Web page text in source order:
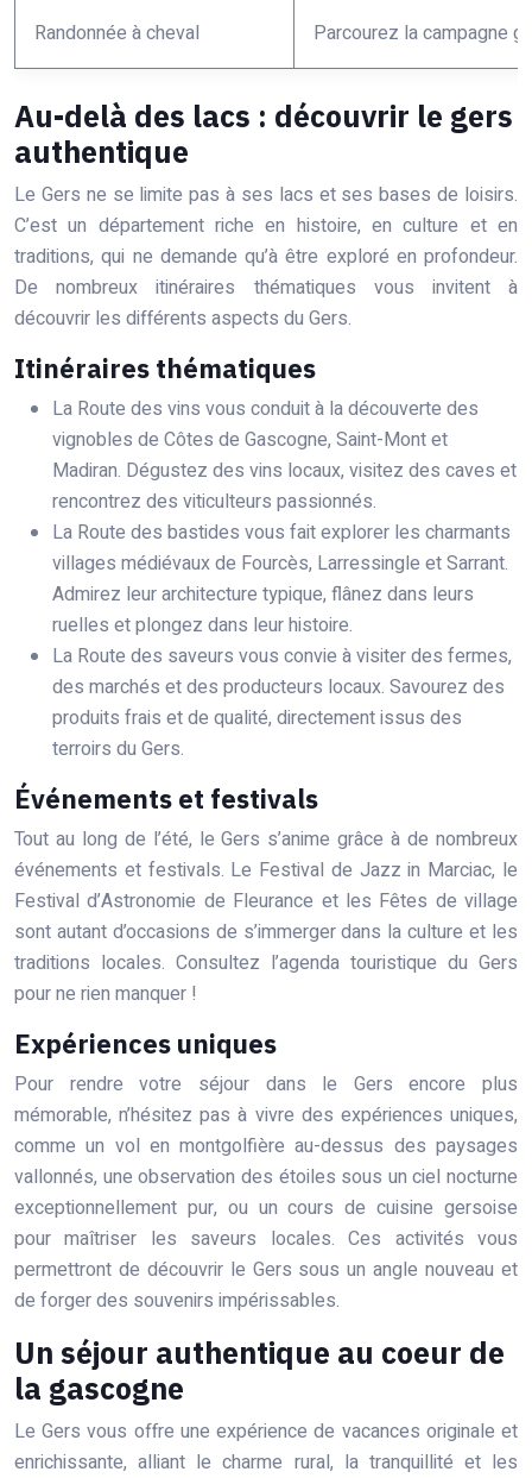
Randonnée à cheval Parcourez la campagne
Au-delà des lacs : découvrir le gers
authentique
Le Gers ne se limite pas à ses lacs et ses bases de loisirs.
C’est un département riche en histoire, en culture et en
traditions, qui ne demande qu’à être exploré en profondeur.
De nombreux itinéraires thématiques vous invitent à
découvrir les différents aspects du Gers.
Itinéraires thématiques
La Route des vins vous conduit à la découverte des
vignobles de Côtes de Gascogne, Saint-Mont et
Madiran. Dégustez des vins locaux, visitez des caves et
rencontrez des viticulteurs passionnés.
La Route des bastides vous fait explorer les charmants
villages médiévaux de Fourcès, Larressingle et Sarrant.
Admirez leur architecture typique, flânez dans leurs
ruelles et plongez dans leur histoire.
La Route des saveurs vous convie à visiter des fermes,
des marchés et des producteurs locaux. Savourez des
produits frais et de qualité, directement issus des
terroirs du Gers.
Événements et festivals
Tout au long de l’été, le Gers s’anime grâce à de nombreux
événements et festivals. Le Festival de Jazz in Marciac, le
Festival d’Astronomie de Fleurance et les Fêtes de village
sont autant d’occasions de s’immerger dans la culture et les
traditions locales. Consultez l’agenda touristique du Gers
pour ne rien manquer !
Expériences uniques
Pour rendre votre séjour dans le Gers encore plus
mémorable, n’hésitez pas à vivre des expériences uniques,
comme un vol en montgolfière au-dessus des paysages
vallonnés, une observation des étoiles sous un ciel nocturne
exceptionnellement pur, ou un cours de cuisine gersoise
pour maîtriser les saveurs locales. Ces activités vous
permettront de découvrir le Gers sous un angle nouveau et
de forger des souvenirs impérissables.
Un séjour authentique au coeur de
la gascogne
Le Gers vous offre une expérience de vacances originale et
enrichissante, alliant le charme rural, la tranquillité et les